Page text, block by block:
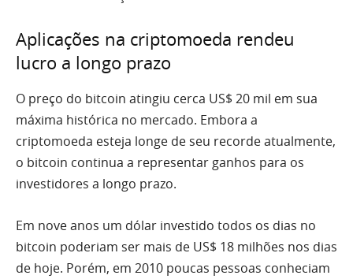
Aplicações na criptomoeda rendeu
lucro a longo prazo
O preço do bitcoin atingiu cerca US$ 20 mil em sua
máxima histórica no mercado. Embora a
criptomoeda esteja longe de seu recorde atualmente,
o bitcoin continua a representar ganhos para os
investidores a longo prazo.
Em nove anos um dólar investido todos os dias no
bitcoin poderiam ser mais de US$ 18 milhões nos dias
de hoje. Porém, em 2010 poucas pessoas conheciam